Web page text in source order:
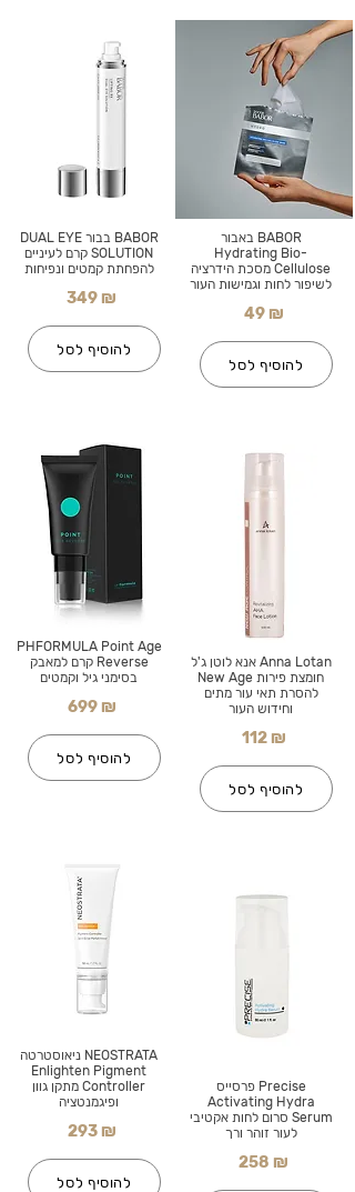
BABOR בבור DUAL EYE
SOLUTION קרם לעיניים
להפחתת קמטים ונפיחות
349 ₪
להוסיף לסל
PHFORMULA Point Age
Reverse קרם למאבק
בסימני גיל וקמטים
699 ₪
להוסיף לסל
NEOSTRATA ניאוסטרטה
Enlighten Pigment
Controller מתקן גוון
ופיגמנטציה
293 ₪
להוסיף לסל
BABOR באבור
Hydrating Bio-
Cellulose מסכת הידרציה
לשיפור לחות וגמישות העור
49 ₪
להוסיף לסל
Anna Lotan אנא לוטן ג'ל
חומצת פירות New Age
להסרת תאי עור מתים
וחידוש העור
112 ₪
להוסיף לסל
Precise פרסייס
Activating Hydra
Serum סרום לחות אקטיבי
לעור זוהר ורך
258 ₪